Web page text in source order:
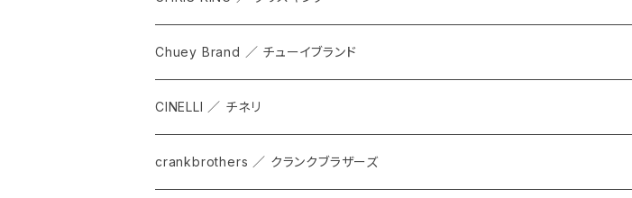
SHADOW
KOMPAK
TKS
TOPS
BOTTOMS
ACCESORRIES
Chuey Brand ／ チューイブランド
CINELLI ／ チネリ
crankbrothers ／ クランクブラザーズ